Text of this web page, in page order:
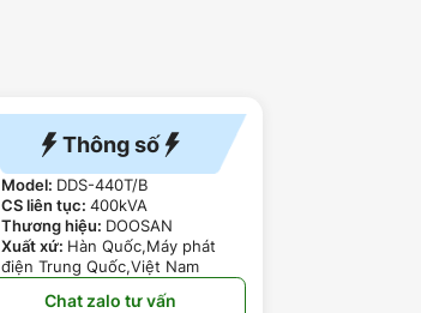
Thông số
Model: DDS-440T/B
CS liên tục:400kVA
Thương hiệu: DOOSAN
Xuất xứ: Hàn Quốc,Máy phát
điện Trung Quốc,Việt Nam
Chat zalo tư vấn